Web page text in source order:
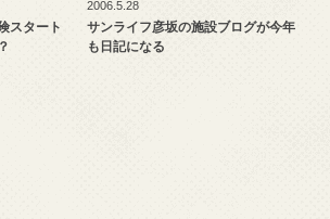
スタート
2006.5.28
サンライフ彦坂の施設ブログが今年
も日記になる